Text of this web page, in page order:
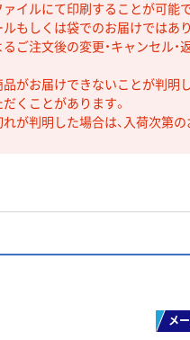
イルにて印刷することが可能で
もしくは袋でのお届けではあり
ご注文後の変更・キャンセル・
がお届けできないことが判明
くことがあります。
が判明した場合は、入荷次第の
メ